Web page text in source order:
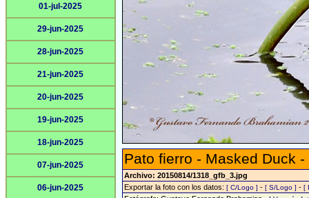
01-jul-2025
29-jun-2025
28-jun-2025
21-jun-2025
20-jun-2025
19-jun-2025
18-jun-2025
07-jun-2025
06-jun-2025
Pato fierro - Masked Duck -
Archivo: 20150814/1318_gfb_3.jpg
Exportar la foto con los datos: [ C/Logo ] - [ S/Logo ] - [